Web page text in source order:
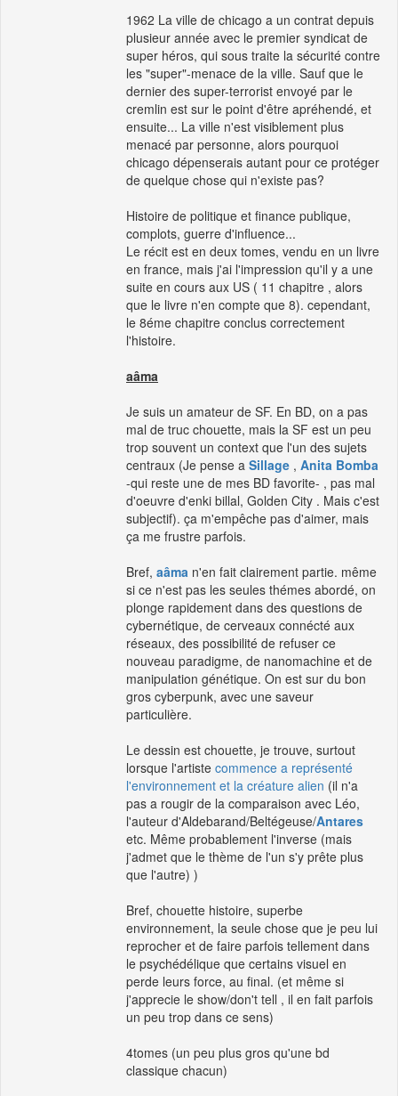
1962 La ville de chicago a un contrat depuis
plusieur année avec le premier syndicat de
super héros, qui sous traite la sécurité contre
les "super"-menace de la ville. Sauf que le
dernier des super-terrorist envoyé par le
cremlin est sur le point d'être apréhendé, et
ensuite... La ville n'est visiblement plus
menacé par personne, alors pourquoi
chicago dépenserais autant pour ce protéger
de quelque chose qui n'existe pas?
Histoire de politique et finance publique,
complots, guerre d'influence...
Le récit est en deux tomes, vendu en un livre
en france, mais j'ai l'impression qu'il y a une
suite en cours aux US ( 11 chapitre , alors
que le livre n'en compte que 8). cependant,
le 8éme chapitre conclus correctement
l'histoire.
aâma
Je suis un amateur de SF. En BD, on a pas
mal de truc chouette, mais la SF est un peu
trop souvent un context que l'un des sujets
centraux (Je pense a Sillage , Anita Bomba
-qui reste une de mes BD favorite- , pas mal
d'oeuvre d'enki billal, Golden City . Mais c'est
subjectif). ça m'empêche pas d'aimer, mais
ça me frustre parfois.
Bref, aâma n'en fait clairement partie. même
si ce n'est pas les seules thémes abordé, on
plonge rapidement dans des questions de
cybernétique, de cerveaux connécté aux
réseaux, des possibilité de refuser ce
nouveau paradigme, de nanomachine et de
manipulation génétique. On est sur du bon
gros cyberpunk, avec une saveur
particulière.
Le dessin est chouette, je trouve, surtout
lorsque l'artiste commence a représenté
l'environnement et la créature alien (il n'a
pas a rougir de la comparaison avec Léo,
l'auteur d'Aldebarand/Beltégeuse/Antares
etc. Même probablement l'inverse (mais
j'admet que le thème de l'un s'y prête plus
que l'autre) )
Bref, chouette histoire, superbe
environnement, la seule chose que je peu lui
reprocher et de faire parfois tellement dans
le psychédélique que certains visuel en
perde leurs force, au final. (et même si
j'apprecie le show/don't tell , il en fait parfois
un peu trop dans ce sens)
4tomes (un peu plus gros qu'une bd
classique chacun)